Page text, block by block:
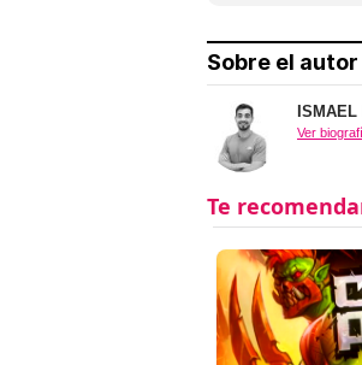
Sobre el autor
Ver